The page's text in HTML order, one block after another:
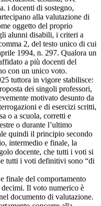
i docenti di sostegno,
alla valutazione di
oggetto del proprio
alunni disabili, i criteri a
2, del testo unico di cui
1994, n. 297. Qualora un
a più docenti del
con un unico voto.
tuttora in vigore stabilisce:
dei singoli professori,
motivato desunto da
e di esercizi scritti,
o a scuola, corretti e
o durante l’ultimo
quindi il principio secondo
intermedio e finale, la
docente, che tutti i voti si
tutti i voti definitivi sono “di
finale del comportamento
decimi. Il voto numerico è
documento di valutazione.